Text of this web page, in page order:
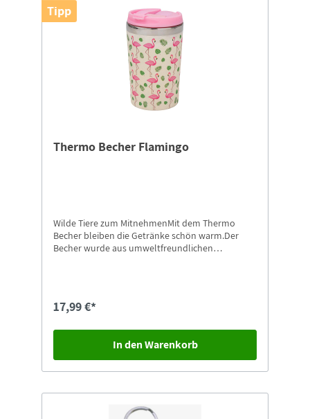
Tipp
Thermo Becher Flamingo
Wilde Tiere zum MitnehmenMit dem Thermo
Becher bleiben die Getränke schön warm.Der
Becher wurde aus umweltfreundlichen
17,99 €*
In den Warenkorb